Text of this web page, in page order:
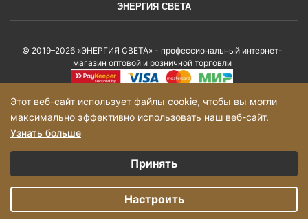
ЭНЕРГИЯ СВЕТА
© 2019–2026 «ЭНЕРГИЯ СВЕТА» - профессиональный интернет-
магазин оптовой и розничной торговли
Политика конфиденциальности
Карта сайта
Добавьте товары в корзину на сумму более 2000р и оформите заказ, с
Вами свяжется, менеджер!
Этот веб-сайт использует файлы cookie, чтобы вы могли
максимально эффективно использовать наш веб-сайт.
Узнать больше
Выберите настройки cookie
Аналитические/Функциональные
Принять
Настроить